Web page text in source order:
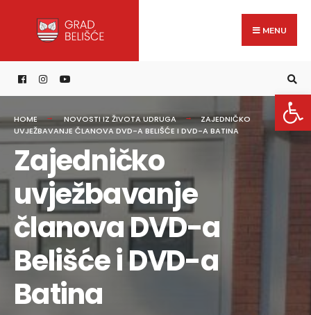
content
MENU
HOME NOVOSTI IZ ŽIVOTA UDRUGA
ZAJEDNIČKO
UVJEŽBAVANJE ČLANOVA DVD-A BELIŠĆE I DVD-A BATINA
Zajedničko
uvježbavanje
članova DVD-a
Belišće i DVD-a
Batina
for: